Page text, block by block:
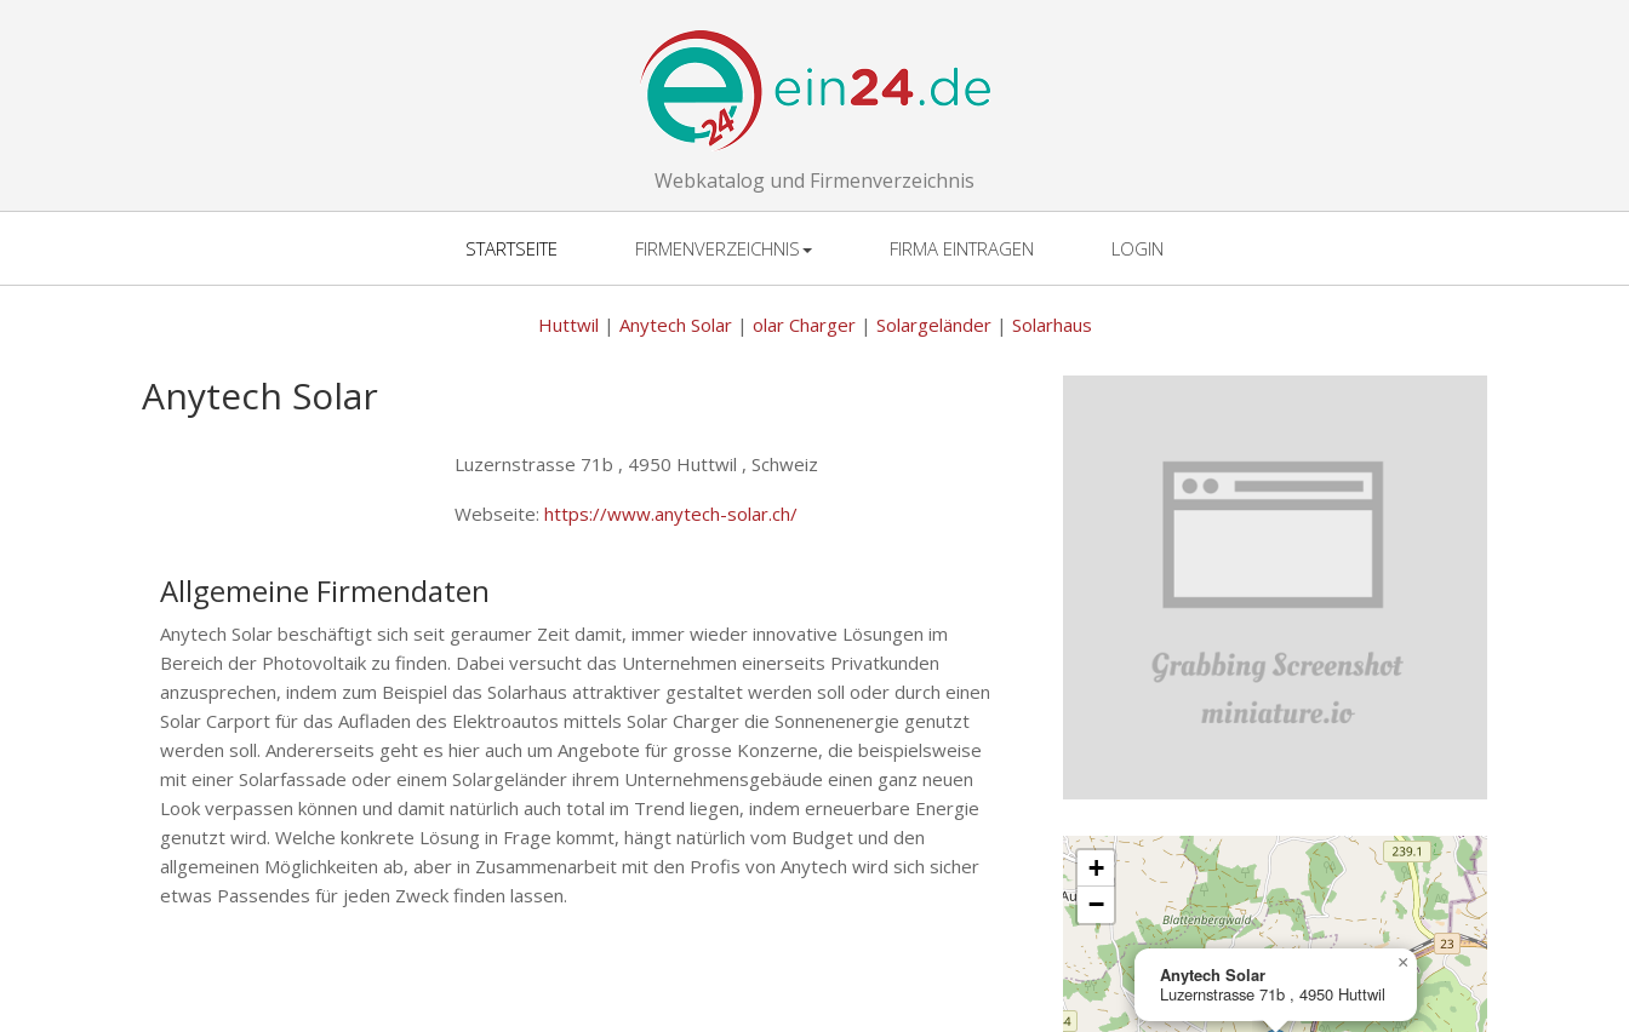
Webkatalog und Firmenverzeichnis
STARTSEITE FIRMENVERZEICHNIS FIRMA EINTRAGEN LOGIN
Huttwil | Anytech Solar| olar Charger| Solargeländer| Solarhaus
Anytech Solar
Luzernstrasse 71b , 4950 Huttwil , Schweiz
Webseite:https://www.anytech-solar.ch/
Allgemeine Firmendaten
Anytech Solar beschäftigt sich seit geraumer Zeit damit, immer wieder innovative Lösungen im
Bereich der Photovoltaik zu finden. Dabei versucht das Unternehmen einerseits Privatkunden
anzusprechen, indem zum Beispiel das Solarhaus attraktiver gestaltet werden soll oder durch einen
Solar Carport für das Aufladen des Elektroautos mittels Solar Charger die Sonnenenergie genutzt
werden soll. Andererseits geht es hier auch um Angebote für grosse Konzerne, die beispielsweise
mit einer Solarfassade oder einem Solargeländer ihrem Unternehmensgebäude einen ganz neuen
Look verpassen können und damit natürlich auch total im Trend liegen, indem erneuerbare Energie
genutzt wird. Welche konkrete Lösung in Frage kommt, hängt natürlich vom Budget und den
allgemeinen Möglichkeiten ab, aber in Zusammenarbeit mit den Profis von Anytech wird sich sicher
etwas Passendes für jeden Zweck finden lassen.
Loading map…
Anytech Solar
Luzernstrasse 71b , 4950 Huttwil
×
+
−